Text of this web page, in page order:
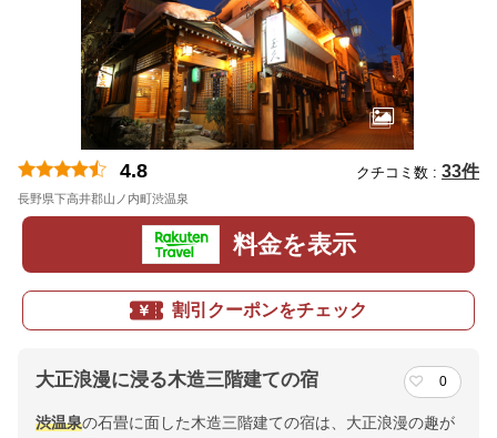
4.8 クチコミ数 : 33件
長野県下高井郡山ノ内町渋温泉
料金を表示
割引クーポンをチェック
大正浪漫に浸る木造三階建ての宿 0
渋温泉の石畳に面した木造三階建ての宿は、大正浪漫の趣が